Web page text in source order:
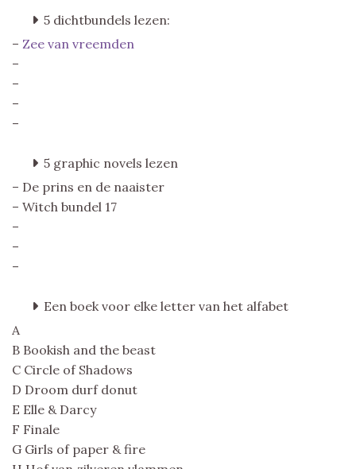
5 dichtbundels lezen:
– Zee van vreemden
–
–
–
–
5 graphic novels lezen
– De prins en de naaister
– Witch bundel 17
–
–
–
Een boek voor elke letter van het alfabet
A
B Bookish and the beast
C Circle of Shadows
D Droom durf donut
E Elle & Darcy
F Finale
G Girls of paper & fire